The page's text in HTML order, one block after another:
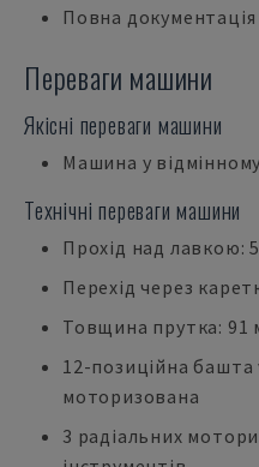
Повна документація
Переваги машини
Якісні переваги машини
Машина у
Технічні переваги машини
Прохід над лавкою:
Перехід через
Товщина прутка: 91
12-позиційна башта
моторизована
3 радіальних